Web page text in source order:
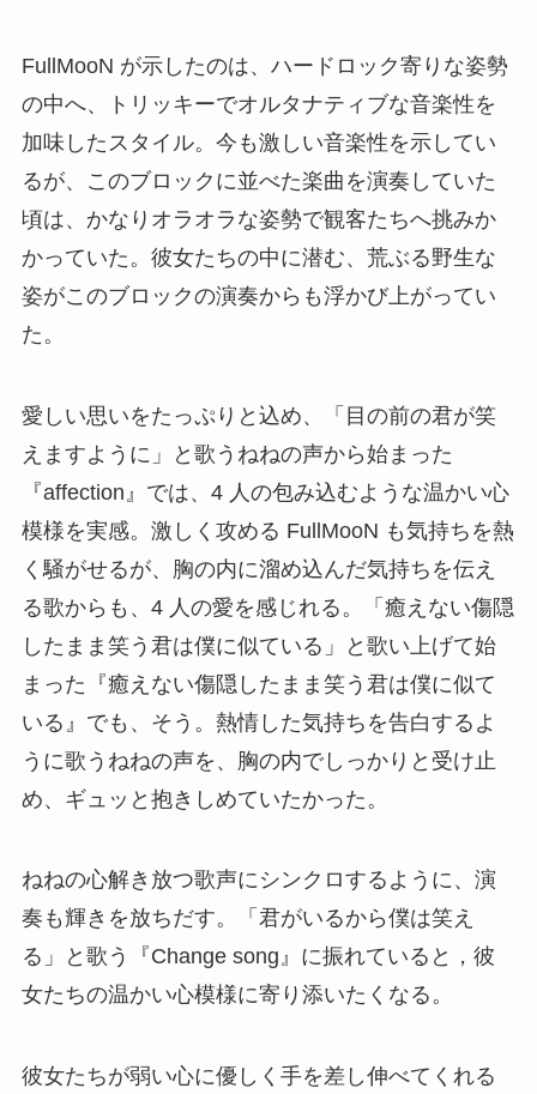
FullMooN が示したのは、ハードロック寄りな姿勢
の中へ、トリッキーでオルタナティブな音楽性を
加味したスタイル。今も激しい音楽性を示してい
るが、このブロックに並べた楽曲を演奏していた
頃は、かなりオラオラな姿勢で観客たちへ挑みか
かっていた。彼女たちの中に潜む、荒ぶる野生な
姿がこのブロックの演奏からも浮かび上がってい
た。
愛しい思いをたっぷりと込め、「目の前の君が笑
えますように」と歌うねねの声から始まった
『affection』では、4 人の包み込むような温かい心
模様を実感。激しく攻める FullMooN も気持ちを熱
く騒がせるが、胸の内に溜め込んだ気持ちを伝え
る歌からも、4 人の愛を感じれる。「癒えない傷隠
したまま笑う君は僕に似ている」と歌い上げて始
まった『癒えない傷隠したまま笑う君は僕に似て
いる』でも、そう。熱情した気持ちを告白するよ
うに歌うねねの声を、胸の内でしっかりと受け止
め、ギュッと抱きしめていたかった。
ねねの心解き放つ歌声にシンクロするように、演
奏も輝きを放ちだす。「君がいるから僕は笑え
る」と歌う『Change song』に振れていると，彼
女たちの温かい心模様に寄り添いたくなる。
彼女たちが弱い心に優しく手を差し伸べてくれる